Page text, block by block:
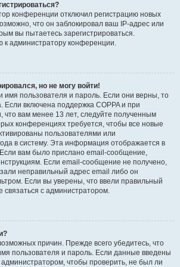
конференции отключил регистрацию новых
что он заблокировал ваш IP-адрес или
вы пытаетесь зарегистрироваться.
к администратору конференции.
но не могу войти!
имя пользователя и пароль. Если они верны, то
Если включена поддержка COPPA и при
что вам менее 13 лет, следуйте полученным
конференциях требуется, чтобы все новые
пользователями или
в систему. Эта информация отображается в
вам было прислано email-сообщение,
Если email-сообщение не получено,
неправильный адрес email либо он
Если вы уверены, что ввели правильный
связаться с администратором.
причин. Прежде всего убедитесь, что
пользователя и пароль. Если данные введены
администратором, чтобы проверить, не был ли